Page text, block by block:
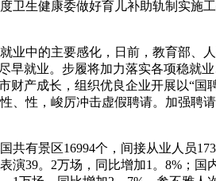
生健康委做好育儿补助轨制实施
中的主要感化，日前，教育部、
早就业。步履将加力落实各项稳
产成长，组织优良企业开展以“
性，峻厉冲击虚假聘请。加强聘
景区16994个，间接从业人员
39。2万场，同比增加1。8%；国